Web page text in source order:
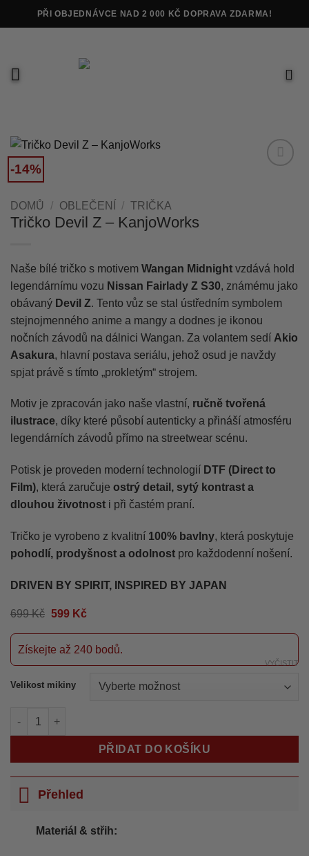
Přeskočit
na
PŘI OBJEDNÁVCE NAD 2 000 KČ DOPRAVA ZDARMA!
-14%
DOMŮ / OBLEČENÍ / TRIČKA
Tričko Devil Z – KanjoWorks
Naše bílé tričko s motivem Wangan Midnight vzdává hold
legendárnímu vozu Nissan Fairlady Z S30, známému jako
obávaný Devil Z. Tento vůz se stal ústředním symbolem
stejnojmenného anime a mangy a dodnes je ikonou
nočních závodů na dálnici Wangan. Za volantem sedí Akio
Asakura, hlavní postava seriálu, jehož osud je navždy
spjat právě s tímto „prokletým“ strojem.
Motiv je zpracován jako naše vlastní, ručně tvořená
ilustrace, díky které působí autenticky a přináší atmosféru
legendárních závodů přímo na streetwear scénu.
Potisk je proveden moderní technologií DTF (Direct to
Film), která zaručuje ostrý detail, sytý kontrast a
dlouhou životnost i při častém praní.
Tričko je vyrobeno z kvalitní 100% bavlny, která poskytuje
pohodlí, prodyšnost a odolnost pro každodenní nošení.
DRIVEN BY SPIRIT, INSPIRED BY JAPAN
699Kč Původní
byla:
699 Kč.
599 KčAktuální
je:
599 Kč.
Získejte až 240 bodů.
Velikost mikiny
VYČISTIT
Tričko Devil Z – KanjoWorks množství
PŘIDAT DO KOŠÍKU
Přehled
Materiál & střih: